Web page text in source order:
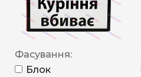
Фасування:
Блок